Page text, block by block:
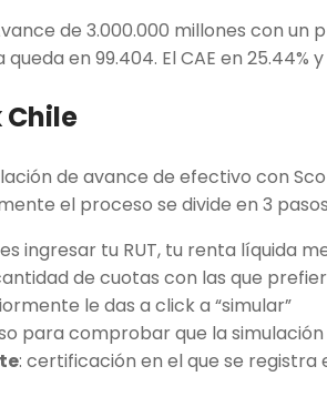
de 3.000.000 millones con un
en 99.404. El CAE en 25.44%
Chile
de avance de efectivo con
el proceso se divide en 3
ingresar tu RUT, tu renta líquida
de cuotas con las que
le das a click a “simular”
para comprobar que la
: certificación en el que se registra